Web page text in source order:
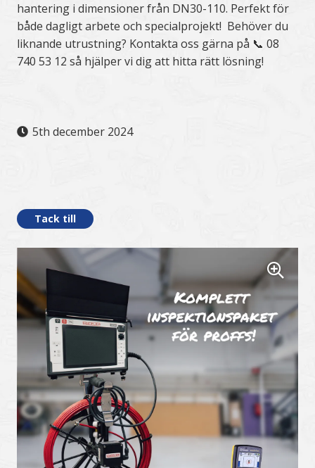
hantering i dimensioner från DN30-110. Perfekt för
både dagligt arbete och specialprojekt! Behöver du
liknande utrustning? Kontakta oss gärna på 📞 08
740 53 12 så hjälper vi dig att hitta rätt lösning!
5th december 2024
Tack till